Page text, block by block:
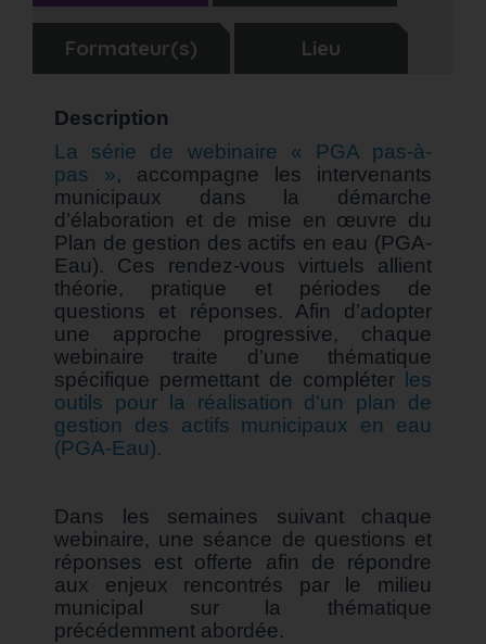
Formateur(s) Lieu
Description
La série de webinaire « PGA pas-à-
pas », accompagne les intervenants
municipaux dans la démarche
d’élaboration et de mise en œuvre du
Plan de gestion des actifs en eau (PGA-
Eau). Ces rendez-vous virtuels allient
théorie, pratique et périodes de
questions et réponses. Afin d’adopter
une approche progressive, chaque
webinaire traite d’une thématique
spécifique permettant de compléter
les
outils pour la réalisation d'un plan de
gestion des actifs municipaux en eau
(PGA-Eau).
Dans les semaines suivant chaque
webinaire, une séance de questions et
réponses est offerte afin de répondre
aux enjeux rencontrés par le milieu
municipal sur la thématique
précédemment abordée.